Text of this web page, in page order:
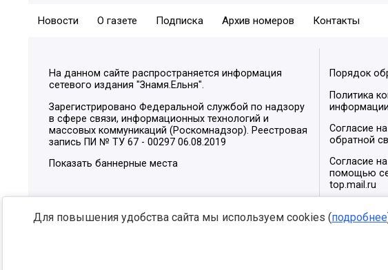
Новости О газете Подписка Архив номеров Контакты
На данном сайте распространяется информация
сетевого издания "Знамя.Ельня".
Зарегистрировано Федеральной службой по надзору
в сфере связи, информационных технологий и
массовых коммуникаций (Роскомнадзор). Реестровая
запись ПИ № ТУ 67 - 00297 06.08.2019
Показать баннерные места
Порядок
Политика
информации
Согласие
обратной
Согласие
помощью
top.mail.ru
Для повышения удобства сайта мы используем cookies (подробнее